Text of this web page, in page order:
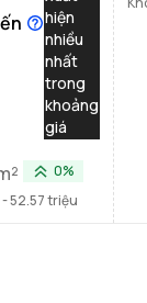
hiện
nhiều
nhất
trong
khoảng
giá
0%
52.57 triệu